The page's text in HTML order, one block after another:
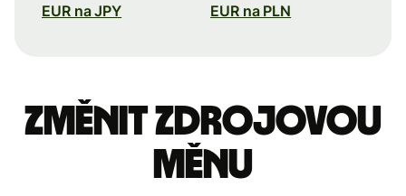
EUR na JPY EUR na PLN
Změnit zdrojovou
měnu